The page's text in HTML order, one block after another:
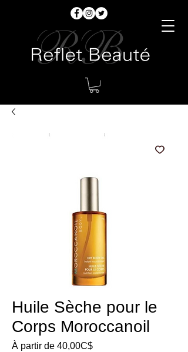
Huile Sèche pour le
Corps Moroccanoil
À partir de 40,00C$Prix